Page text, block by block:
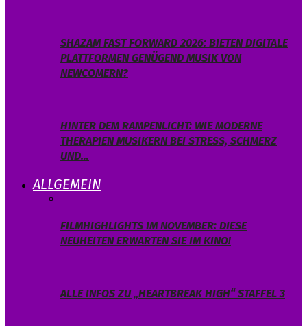
SHAZAM FAST FORWARD 2026: BIETEN DIGITALE
PLATTFORMEN GENÜGEND MUSIK VON
NEWCOMERN?
HINTER DEM RAMPENLICHT: WIE MODERNE
THERAPIEN MUSIKERN BEI STRESS, SCHMERZ
UND…
ALLGEMEIN
FILMHIGHLIGHTS IM NOVEMBER: DIESE
NEUHEITEN ERWARTEN SIE IM KINO!
ALLE INFOS ZU „HEARTBREAK HIGH“ STAFFEL 3